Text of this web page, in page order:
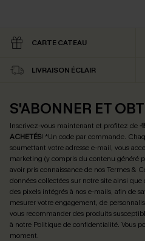
CARTE CATEAU
LIVRAISON ÉCLAIR
S'ABONNER ET
Inscrivez-vous maintenant et profitez de -
ACHETÉS! *Un code par commande.
soumettant votre adresse e-mail, vous
marketing (y compris du contenu généré
avoir pris connaissance de nosTermes &
données collectées sur notre site ainsi
des pixels intégrés à nos e-mails, afin de
mesurer votre engagement, de
vous recommander des produits
à notre Politique de confidentialité. Vous
moment.